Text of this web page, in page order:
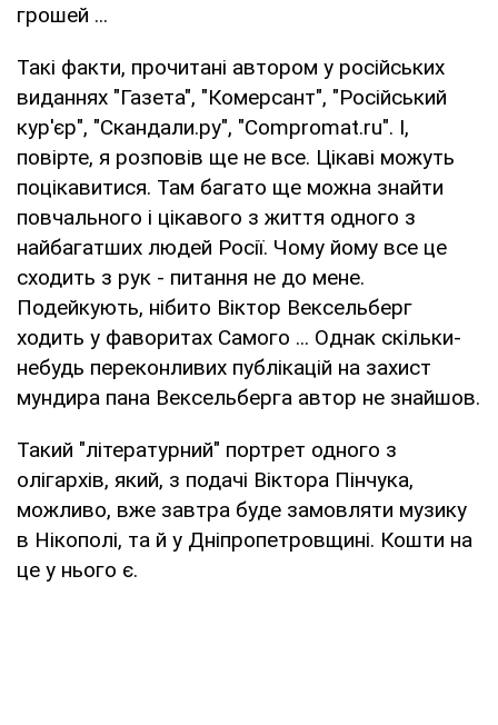
грошей ...
Такі факти, прочитані автором у російських
виданнях "Газета", "Комерсант", "Російський
кур'єр", "Скандали.ру", "Compromat.ru". І,
повірте, я розповів ще не все. Цікаві можуть
поцікавитися. Там багато ще можна знайти
повчального і цікавого з життя одного з
найбагатших людей Росії. Чому йому все це
сходить з рук - питання не до мене.
Подейкують, нібито Віктор Вексельберг
ходить у фаворитах Самого ... Однак скільки-
небудь переконливих публікацій на захист
мундира пана Вексельберга автор не знайшов.
Такий "літературний" портрет одного з
олігархів, який, з подачі Віктора Пінчука,
можливо, вже завтра буде замовляти музику
в Нікополі, та й у Дніпропетровщині. Кошти на
це у нього є.